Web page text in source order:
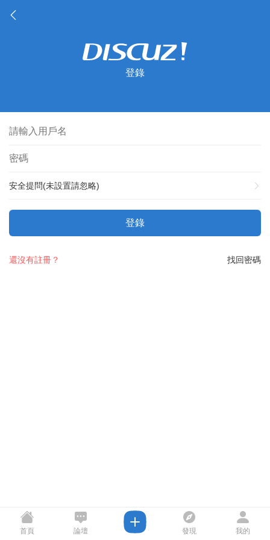
登錄
安全提問(未設置請忽略)
登錄
找回密碼
還沒有註冊？
首頁 論壇 發現 我的